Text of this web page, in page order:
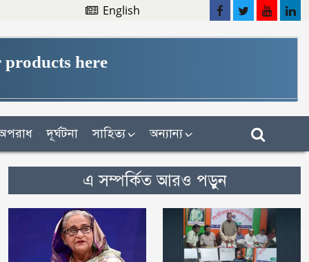
English
here
দূর্ঘটনা সাহিত্য অন্যান্য
এ সম্পর্কিত আরও পড়ুন